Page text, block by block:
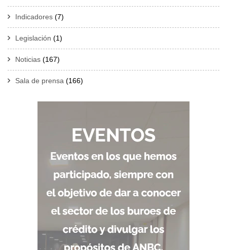
Indicadores (7)
Legislación (1)
Noticias (167)
Sala de prensa (166)